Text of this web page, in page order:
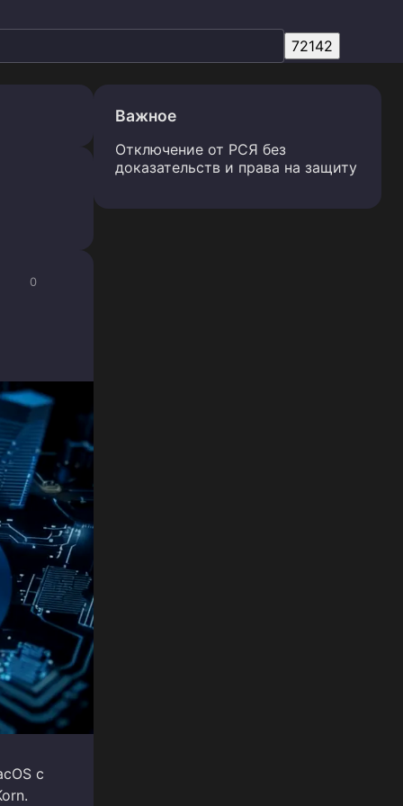
0
с
Важное
Отключение от РСЯ без
доказательств и права на защиту